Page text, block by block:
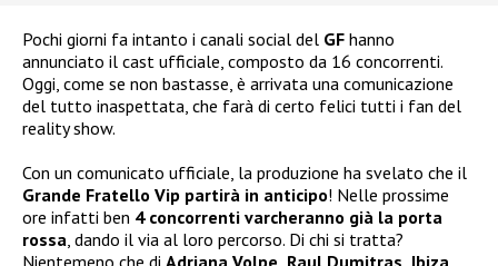
Pochi giorni fa intanto i canali social del GF hanno
annunciato il cast ufficiale, composto da 16 concorrenti.
Oggi, come se non bastasse, è arrivata una comunicazione
del tutto inaspettata, che farà di certo felici tutti i fan del
reality show.
Con un comunicato ufficiale, la produzione ha svelato che il
Grande Fratello Vip partirà in anticipo! Nelle prossime
ore infatti ben 4 concorrenti varcheranno già la porta
rossa , dando il via al loro percorso. Di chi si tratta?
Nientemeno che di Adriana Volpe Raul Dumitras Ibiza